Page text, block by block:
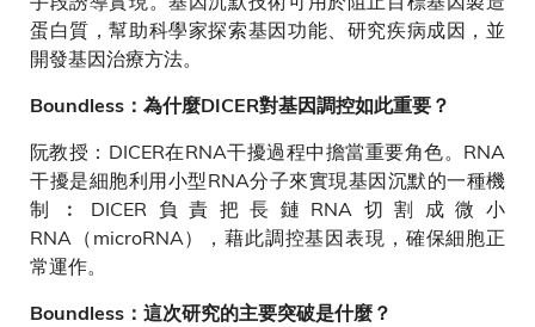
蛋白質，幫助科學家探索基因功能、研究疾病成因，並
開發基因治療方法。
Boundless：為什麼DICER對基因調控如此重要？
阮教授：DICER在RNA干擾過程中擔當重要角色。RNA
干擾是細胞利用小型RNA分子來實現基因沉默的一種機
制︰DICER負責把長鏈RNA切割成微小
RNA（microRNA），藉此調控基因表現，確保細胞正
常運作。
Boundless：這次研究的主要突破是什麼？